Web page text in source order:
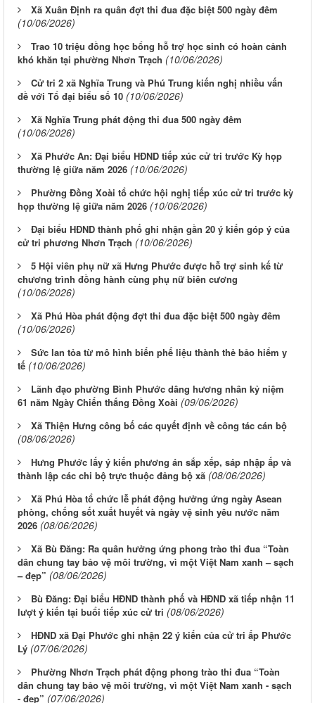
Xã Xuân Định ra quân đợt thi đua đặc biệt 500 ngày đêm
(10/06/2026)
Trao 10 triệu đồng học bổng hỗ trợ học sinh có hoàn cảnh
khó khăn tại phường Nhơn Trạch (10/06/2026)
Cử tri 2 xã Nghĩa Trung và Phú Trung kiến nghị nhiều vấn
đề với Tổ đại biểu số 10 (10/06/2026)
Xã Nghĩa Trung phát động thi đua 500 ngày đêm
(10/06/2026)
Xã Phước An: Đại biểu HĐND tiếp xúc cử tri trước Kỳ họp
thường lệ giữa năm 2026 (10/06/2026)
Phường Đồng Xoài tổ chức hội nghị tiếp xúc cử tri trước kỳ
họp thường lệ giữa năm 2026 (10/06/2026)
Đại biểu HĐND thành phố ghi nhận gần 20 ý kiến góp ý của
cử tri phương Nhơn Trạch (10/06/2026)
5 Hội viên phụ nữ xã Hưng Phước được hỗ trợ sinh kế từ
chương trình đồng hành cùng phụ nữ biên cương
(10/06/2026)
Xã Phú Hòa phát động đợt thi đua đặc biệt 500 ngày đêm
(10/06/2026)
Sức lan tỏa từ mô hình biến phế liệu thành thẻ bảo hiểm y
tế (10/06/2026)
Lãnh đạo phường Bình Phước dâng hương nhân kỷ niệm
61 năm Ngày Chiến thắng Đồng Xoài (09/06/2026)
Xã Thiện Hưng công bố các quyết định về công tác cán bộ
(08/06/2026)
Hưng Phước lấy ý kiến phương án sắp xếp, sáp nhập ấp và
thành lập các chi bộ trực thuộc đảng bộ xã (08/06/2026)
Xã Phú Hòa tổ chức lễ phát động hưởng ứng ngày Asean
phòng, chống sốt xuất huyết và ngày vệ sinh yêu nước năm
2026 (08/06/2026)
Xã Bù Đăng: Ra quân hưởng ứng phong trào thi đua “Toàn
dân chung tay bảo vệ môi trường, vì một Việt Nam xanh – sạch
– đẹp” (08/06/2026)
Bù Đăng: Đại biểu HĐND thành phố và HĐND xã tiếp nhận 11
lượt ý kiến tại buổi tiếp xúc cử tri (08/06/2026)
HĐND xã Đại Phước ghi nhận 22 ý kiến của cử tri ấp Phước
Lý (07/06/2026)
Phường Nhơn Trạch phát động phong trào thi đua “Toàn
dân chung tay bảo vệ môi trường, vì một Việt Nam xanh - sạch
- đẹp” (07/06/2026)
Từ ngày 03/8/2026 đến ngày 09/8/2026